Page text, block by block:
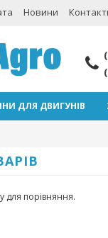
Новини
ДЛЯ ДВИГУНІВ
для порівняння.